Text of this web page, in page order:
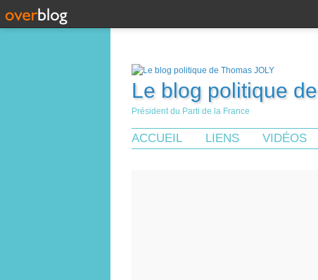
Le blog politique
Président du Parti de la France
ACCUEIL LIENS VIDÉOS